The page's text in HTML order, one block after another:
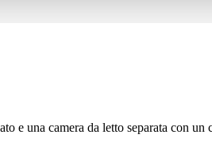
e una camera da letto separata con